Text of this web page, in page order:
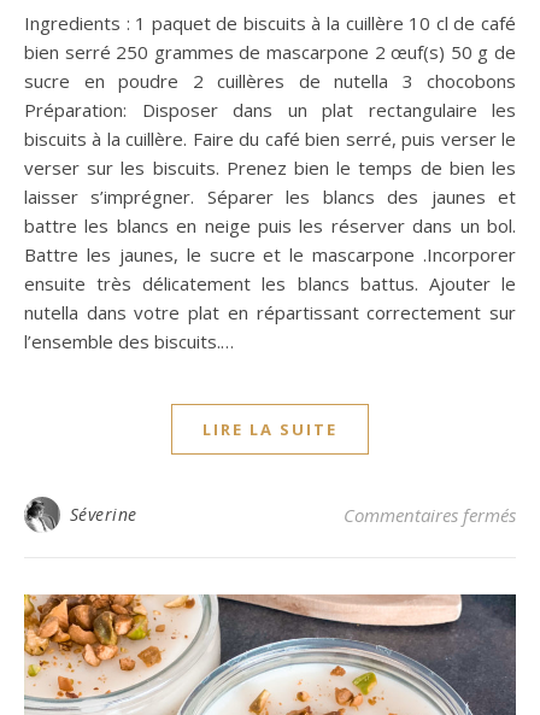
Ingredients : 1 paquet de biscuits à la cuillère 10 cl de café
bien serré 250 grammes de mascarpone 2 œuf(s) 50 g de
sucre en poudre 2 cuillères de nutella 3 chocobons
Préparation: Disposer dans un plat rectangulaire les
biscuits à la cuillère. Faire du café bien serré, puis verser le
verser sur les biscuits. Prenez bien le temps de bien les
laisser s’imprégner. Séparer les blancs des jaunes et
battre les blancs en neige puis les réserver dans un bol.
Battre les jaunes, le sucre et le mascarpone .Incorporer
ensuite très délicatement les blancs battus. Ajouter le
nutella dans votre plat en répartissant correctement sur
l’ensemble des biscuits.…
LIRE LA SUITE
Séverine Commentaires fermés